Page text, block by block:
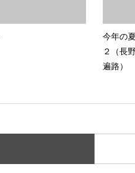
今年の
２（長
遍路）